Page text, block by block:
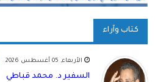
كتاب وآراء
الأربعاء, 05 أغسطس 2026
السفير د. محمد قباطي